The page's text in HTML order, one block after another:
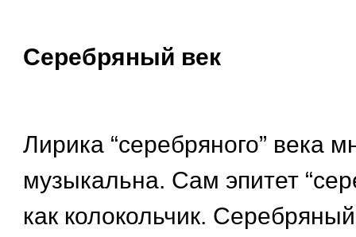
Серебряный век
Лирика “серебряного” века
музыкальна. Сам эпитет
как колокольчик.